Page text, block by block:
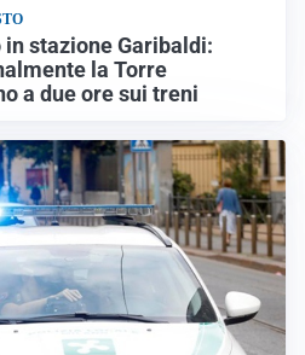
stazione Garibaldi:
la Torre
a due ore sui treni